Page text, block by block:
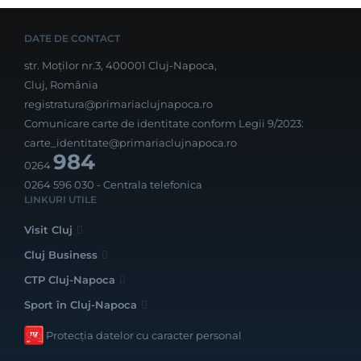
DATE DE CONTACT
str. Moților nr.3, 400001 Cluj-Napoca,
Cluj, România
registratura@primariaclujnapoca.ro
Comunicare carte de identitate conform Legii 9/2023:
carte_identitate@primariaclujnapoca.ro
0264984
0264 596 030 - Centrala telefonica
LINKURI UTILE
Visit Cluj
Cluj Business
CTP Cluj-Napoca
Sport în Cluj-Napoca
Protecția datelor cu caracter personal